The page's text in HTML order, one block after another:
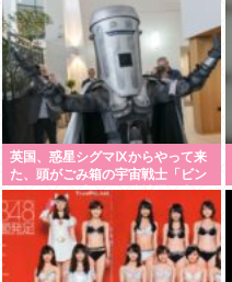
英国、惑星シグマⅨからやって来
た、頭がごみ箱の宇宙戦士「ビン
フェイス伯爵」が下院補選に出馬